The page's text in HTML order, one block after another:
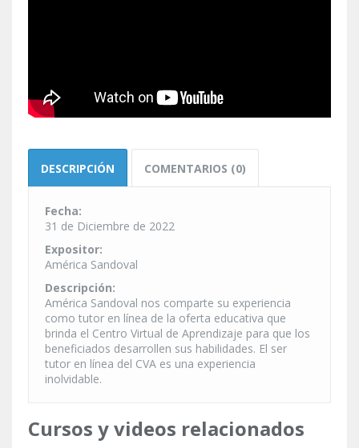
DESCRIPCIÓN COMENTARIOS (0)
Fecha:
31 de Diciembre de 2022
Expositor:
América Sandoval
Descripción:
América Sandoval nos comparte su experiencia
como tutor en línea de la oferta educativa que
brinda el Centro Virtual de Aprendizaje para que los
beneficiados desarrollen sus habilidades. El ser
tutor en línea del CVA es una experiencia
inolvidable.
Cursos y videos relacionados